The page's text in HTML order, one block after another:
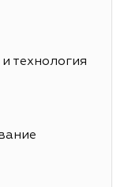
технология